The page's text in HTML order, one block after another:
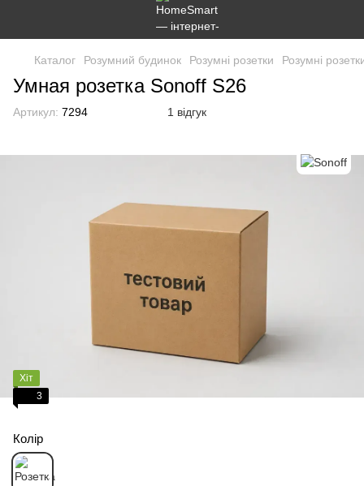
Каталог Розумний будинок Розумні розетки Розумні
Умная розетка Sonoff S26
Артикул: 7294 1 відгук
Хіт
3
Колір